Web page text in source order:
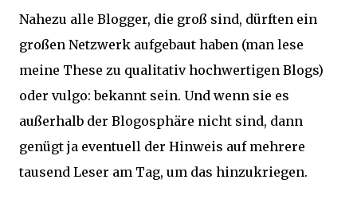
Nahezu alle Blogger, die groß sind, dürften ein
großen Netzwerk aufgebaut haben (man lese
meine These zu qualitativ hochwertigen Blogs)
oder vulgo: bekannt sein. Und wenn sie es
außerhalb der Blogosphäre nicht sind, dann
genügt ja eventuell der Hinweis auf mehrere
tausend Leser am Tag, um das hinzukriegen.